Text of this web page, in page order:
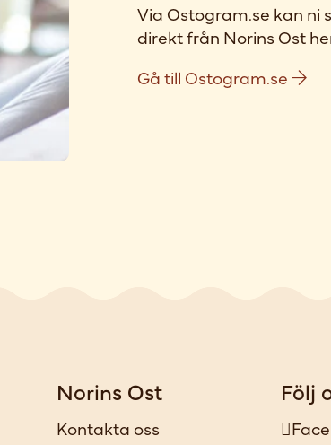
Via Ostogram.se kan ni
direkt från Norins Ost
Gå till Ostogram.se
Norins Ost
Kontakta oss
Följ